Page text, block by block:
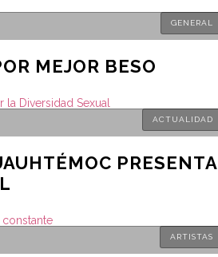
GENERAL
MEJOR BESO
ACTUALIDAD
PRESENTA
ARTISTAS